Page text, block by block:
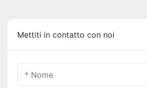
Mettiti in contatto con noi
Nome